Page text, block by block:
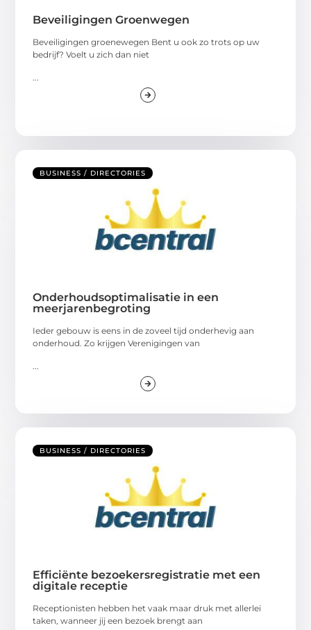
Beveiligingen Groenwegen
Beveiligingen groenewegen Bent u ook zo trots op uw
bedrijf? Voelt u zich dan niet
BUSINESS / DIRECTORIES
Onderhoudsoptimalisatie in een
meerjarenbegroting
Ieder gebouw is eens in de zoveel tijd onderhevig aan
onderhoud. Zo krijgen Verenigingen van
BUSINESS / DIRECTORIES
Efficiënte bezoekersregistratie met een
digitale receptie
Receptionisten hebben het vaak maar druk met allerlei
taken, wanneer jij een bezoek brengt aan